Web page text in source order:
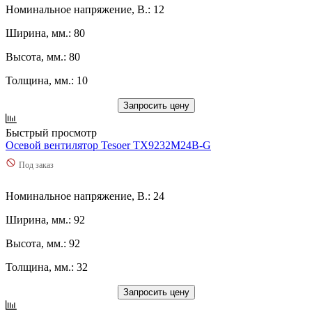
Номинальное напряжение, В.: 12
Ширина, мм.: 80
Высота, мм.: 80
Толщина, мм.: 10
Запросить цену
Быстрый просмотр
Осевой вентилятор Tesoer TX9232M24B-G
Под заказ
Номинальное напряжение, В.: 24
Ширина, мм.: 92
Высота, мм.: 92
Толщина, мм.: 32
Запросить цену